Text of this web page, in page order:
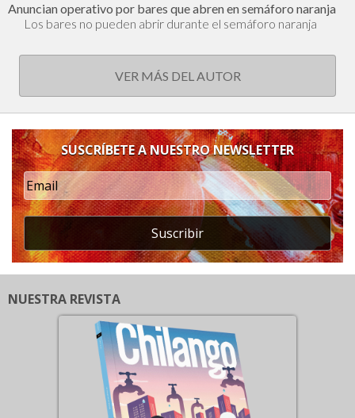
Anuncian operativo por bares que abren en semáforo naranja
Los bares no pueden abrir durante el semáforo naranja
VER MÁS DEL AUTOR
SUSCRÍBETE A NUESTRO NEWSLETTER
Suscribir
NUESTRA REVISTA